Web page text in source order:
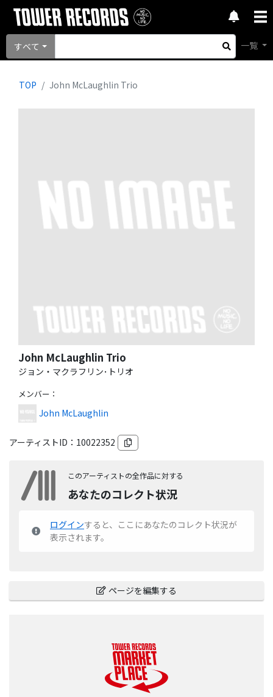
すべて 一覧
TOP John McLaughlin Trio
John McLaughlin Trio
ジョン・マクラフリン･トリオ
メンバー ：
John McLaughlin
アーティストID： 10022352
このアーティストの全作品に対する
あなたのコレクト状況
ログインすると、ここにあなたのコレクト状況が
表示されます。
ページを編集する